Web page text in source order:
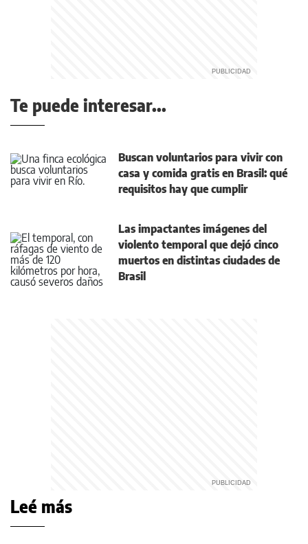
Te puede interesar...
Buscan voluntarios para vivir con
casa y comida gratis en Brasil: qué
requisitos hay que cumplir
Las impactantes imágenes del
violento temporal que dejó cinco
muertos en distintas ciudades de
Brasil
Leé más